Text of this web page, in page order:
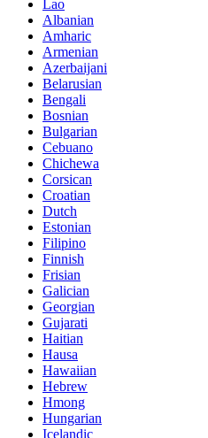
Lao
Albanian
Amharic
Armenian
Azerbaijani
Belarusian
Bengali
Bosnian
Bulgarian
Cebuano
Chichewa
Corsican
Croatian
Dutch
Estonian
Filipino
Finnish
Frisian
Galician
Georgian
Gujarati
Haitian
Hausa
Hawaiian
Hebrew
Hmong
Hungarian
Icelandic